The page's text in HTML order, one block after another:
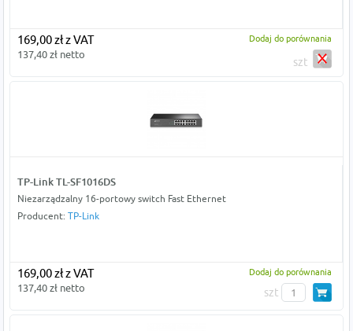
169,00 zł z VAT
137,40 zł netto
Dodaj do porównania
szt
TP-Link TL-SF1016DS
Niezarządzalny 16-portowy switch Fast Ethernet
Producent: TP-Link
169,00 zł z VAT
137,40 zł netto
Dodaj do porównania
szt